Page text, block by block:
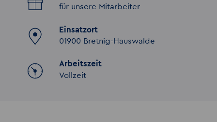
für unsere Mitarbeiter
Einsatzort
01900 Bretnig-Hauswalde
Arbeitszeit
Vollzeit